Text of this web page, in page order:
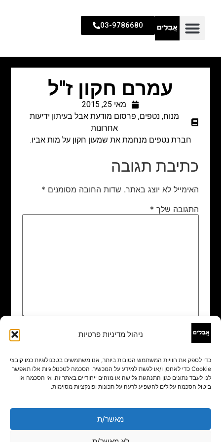
ניהול מדיניות פרטיות
כדי לספק את חוויות המשתמש הטובות ביותר, אנו משתמשים בטכנולוגיות כמו קובצי
Cookie כדי לאחסן ו/או לגשת למידע על המכשיר. הסכמה לטכנולוגיות אלו תאפשר
לנו לעבד נתונים כגון התנהגות גלישה או מזהים ייחודיים באתר זה. אי הסכמה או
ביטול הסכמה עלולים להשפיע לרעה על תכונות ופונקציות מסוימות.
מאשר/ת
03-9786680
עמרם חקון ז"ל
מאי 25, 2015
מנוח, נטפים, פרסום מודעת אבל בעיתון ידיעות
אחרונות
חברת נטפים מנחמת את שמעון חקון על מות אביו.
כתיבת תגובה
האימייל לא יוצג באתר. שדות החובה מסומנים *
התגובה שלך *
שם
אימייל*